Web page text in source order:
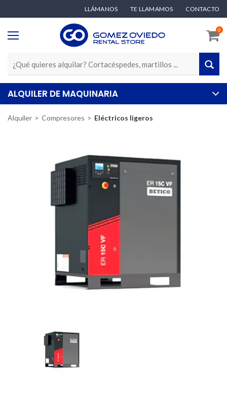
LLÁMANOS TE LLAMAMOS CONTACTO
0
ALQUILER DE MAQUINARIA
Alquiler Compresores Eléctricos ligeros